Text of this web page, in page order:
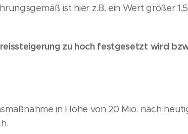
ist hier z.B. ein Wert größer
zu hoch festgesetzt wird
in Höhe von 20 Mio. nach